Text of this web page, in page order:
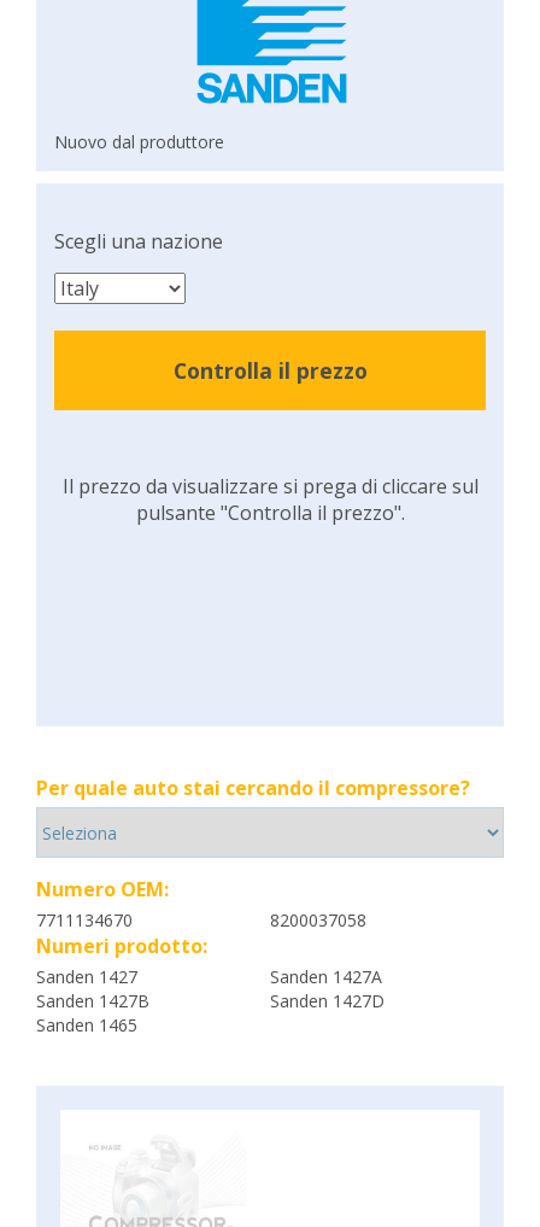
Nuovo dal produttore
Scegli una nazione
Controlla il prezzo
Il prezzo da visualizzare si prega di cliccare sul
pulsante "Controlla il prezzo".
Per quale auto stai cercando il compressore?
Numero OEM:
7711134670 8200037058
Numeri prodotto:
Sanden 1427
Sanden 1427A
Sanden 1427B
Sanden 1427D
Sanden 1465